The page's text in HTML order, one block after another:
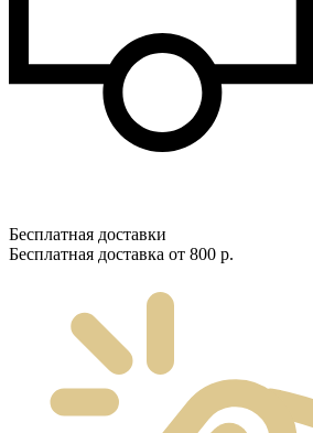
Бесплатная доставки
Бесплатная доставка от 800 р.